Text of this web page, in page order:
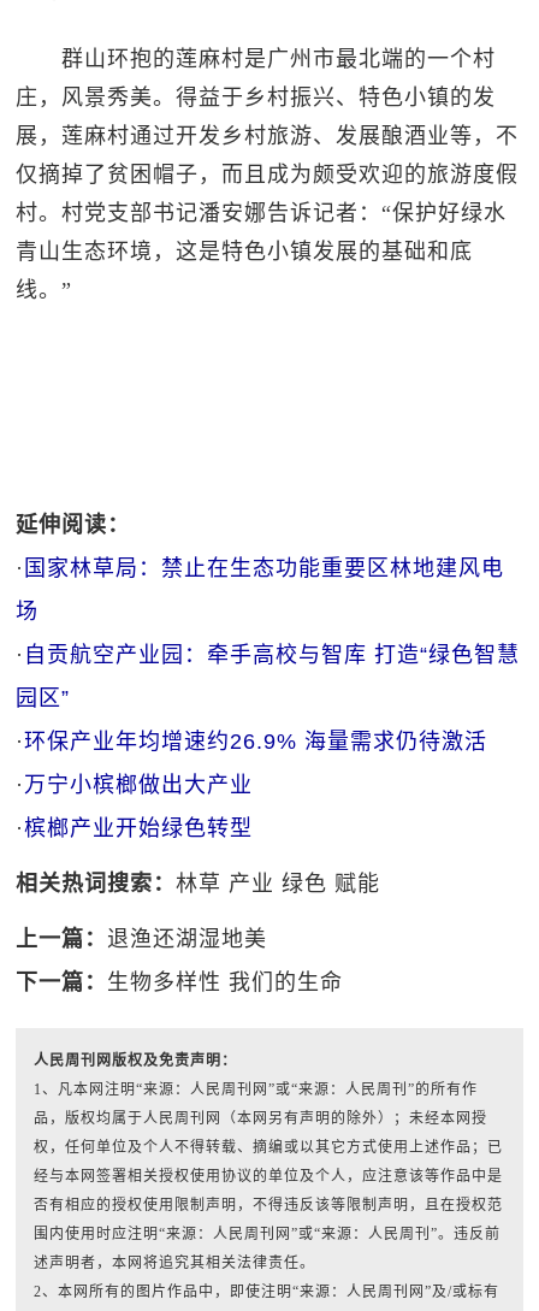
群山环抱的莲麻村是广州市最北端的一个村
庄，风景秀美。得益于乡村振兴、特色小镇的发
展，莲麻村通过开发乡村旅游、发展酿酒业等，不
仅摘掉了贫困帽子，而且成为颇受欢迎的旅游度假
村。村党支部书记潘安娜告诉记者：“保护好绿水
青山生态环境，这是特色小镇发展的基础和底
线。”
延伸阅读：
· 国家林草局：禁止在生态功能重要区林地建风电
场
· 自贡航空产业园：牵手高校与智库 打造“绿色智慧
园区”
·环保产业年均增速约26.9% 海量需求仍待激活
· 万宁小槟榔做出大产业
·槟榔产业开始绿色转型
相关热词搜索：林草 产业 绿色 赋能
上一篇： 退渔还湖湿地美
下一篇： 生物多样性 我们的生命
人民周刊网版权及免责声明：
1、凡本网注明“来源：人民周刊网”或“来源：人民周刊”的所有作
品，版权均属于人民周刊网（本网另有声明的除外）；未经本网授
权，任何单位及个人不得转载、摘编或以其它方式使用上述作品；已
经与本网签署相关授权使用协议的单位及个人，应注意该等作品中是
否有相应的授权使用限制声明，不得违反该等限制声明，且在授权范
围内使用时应注明“来源：人民周刊网”或“来源：人民周刊”。违反前
述声明者，本网将追究其相关法律责任。
2、本网所有的图片作品中，即使注明“来源：人民周刊网”及/或标有